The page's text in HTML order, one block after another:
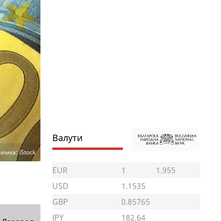
iStock
Валути
EUR 1
1.955
USD
1.1535
GBP
0.85765
JPY
182.64